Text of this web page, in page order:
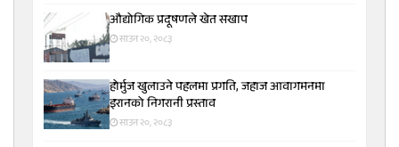
औद्योगिक प्रदूषणले खेत सखाप
साउन २०, २०८३
होर्मुज खुलाउने पहलमा प्रगति, जहाज आवागमनमा
इरानको निगरानी प्रस्ताव
साउन २०, २०८३